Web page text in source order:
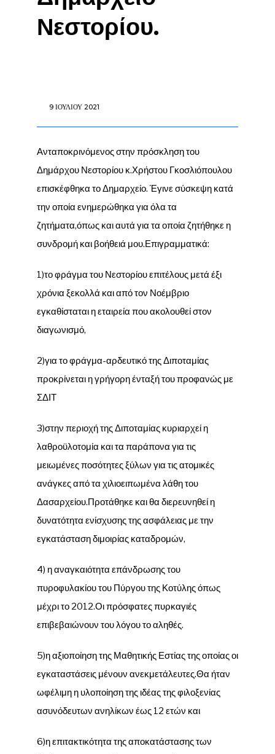
Νεστορίου.
9 ΙΟΥΛΊΟΥ 2021
Ανταποκρινόμενος στην πρόσκληση του
Δημάρχου Νεστορίου κ.Χρήστου Γκοσλιόπουλου
επισκέφθηκα το Δημαρχείο. Έγινε σύσκεψη κατά
την οποία ενημερώθηκα για όλα τα
ζητήματα,όπως και αυτά για τα οποία ζητήθηκε η
συνδρομή και βοήθειά μου.Επιγραμματικά:
1)το φράγμα του Νεστορίου επιτέλους μετά έξι
χρόνια ξεκολλά και από τον Νοέμβριο
εγκαθίσταται η εταιρεία που ακολουθεί στον
διαγωνισμό,
2)για το φράγμα-αρδευτικό της Διποταμίας
προκρίνεται η γρήγορη ένταξή του προφανώς με
ΣΔΙΤ
3)στην περιοχή της Διποταμίας κυριαρχεί η
λαθροϋλοτομία και τα παράπονα για τις
μειωμένες ποσότητες ξύλων για τις ατομικές
ανάγκες από τα χιλιοειπωμένα λάθη του
Δασαρχείου.Προτάθηκε και θα διερευνηθεί η
δυνατότητα ενίσχυσης της ασφάλειας με την
εγκατάσταση διμοιρίας καταδρομών,
4) η αναγκαιότητα επάνδρωσης του
πυροφυλακίου του Πύργου της Κοτύλης όπως
μέχρι το 2012.Οι πρόσφατες πυρκαγιές
επιβεβαιώνουν του λόγου το αληθές.
5)η αξιοποίηση της Μαθητικής Εστίας της οποίας οι
εγκαταστάσεις μένουν ανεκμετάλευτες.Θα ήταν
ωφέλιμη η υλοποίηση της ιδέας της φιλοξενίας
ασυνόδευτων ανηλίκων έως 12 ετών και
6)η επιτακτικότητα της αποκατάστασης των